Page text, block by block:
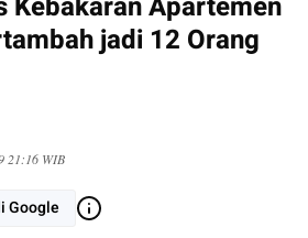
jadi 12 Orang
21:16 WIB
Google